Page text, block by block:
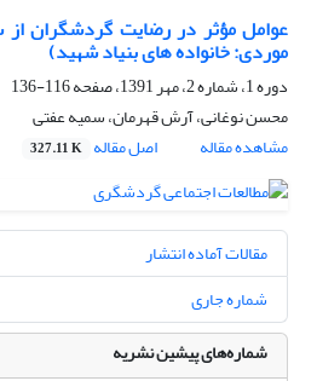
عوامل مؤثر در رضایت گردشگران
موردی: خانواده های بنیاد شهید)
دوره 1، شماره 2، مهر 1391، صفحه
116-136
محسن نوغانی، آرش قهرمان، سمیه عفتی
مشاهده مقاله
اصل مقاله 327.11 K
مقالات آماده انتشار
شماره جاری
شماره‌های پیشین نشریه